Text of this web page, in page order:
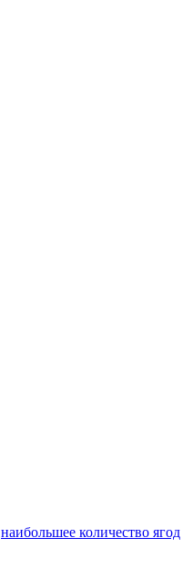
наибольшее количество ягод